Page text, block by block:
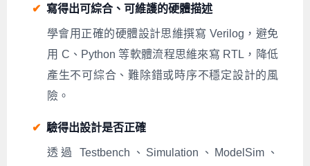
✔ 寫得出可綜合、可維護的硬體描述
學會用正確的硬體設計思維撰寫 Verilog，避免
用 C、Python 等軟體流程思維來寫 RTL，降低
產生不可綜合、難除錯或時序不穩定設計的風
險。
✔ 驗得出設計是否正確
透過 Testbench、Simulation、ModelSim、